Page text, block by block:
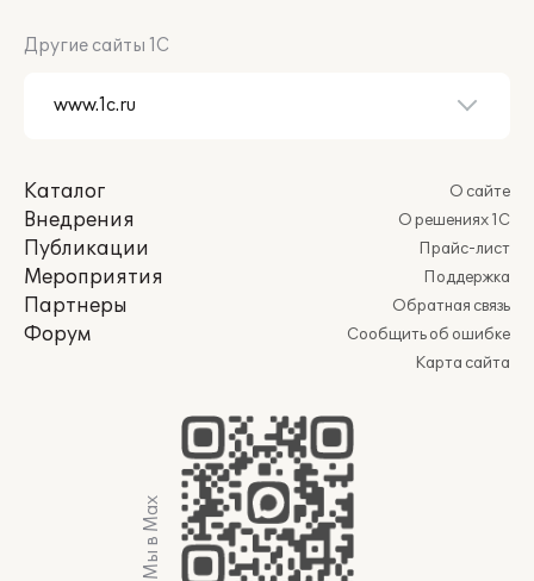
Другие сайты 1С
Каталог
Внедрения
Публикации
Мероприятия
Партнеры
Форум
О сайте
О решениях 1С
Прайс-лист
Поддержка
Обратная связь
Сообщить об ошибке
Карта сайта
Мы в Max